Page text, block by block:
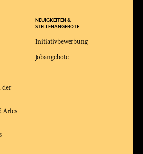
der
Arles
NEUIGKEITEN &
STELLENANGEBOTE
Initiativbewerbung
Jobangebote